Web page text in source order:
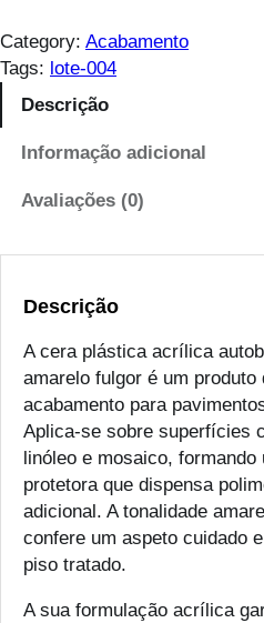
6
h
h
€
3
3
.
0
0
Category: Acabamento
Tags: lote-004
Descrição
Informação adicional
Avaliações (0)
Descrição
A cera plástica acrílica
amarelo fulgor é um produto
acabamento para
Aplica-se sobre superfícies
linóleo e mosaico, formando
protetora que dispensa
adicional. A tonalidade
confere um aspeto cuidado
piso tratado.
A sua formulação acrílica